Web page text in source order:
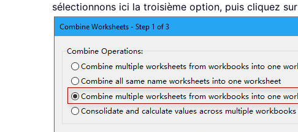
sélectionnons ici la troisième option, puis cliquez sur